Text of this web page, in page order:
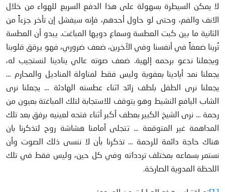
لا يمكن السيطرة بسهولة على هذا الدفع السريع للهواء من خلال
الانف والفم، وحتى لو حاول أحدهم، فإنه سيفشل إن تأخر جزءاً من
الثانية ما بين كبت العطسة وسماع دويها المباغت. يبدو أن العطسة
تُرينا ضعفاً في أنفسنا وفي الآخرين، ضعف ضروري، فهو يرقق قلوبنا
ويجعلنا ندعو برحمه إلهية. ضعف صوته عالي ينادينا لنستجيب له،
يجعلنا نمد أيادينا بعفوية وليس فقط لمناولة المناديل والمحارم …
يجعلنا نرى الطفل بلطف زائد اثناء عطسته الهادئة … يجعلنا نرى
الشاب اليافع النشيط وهو يتوقف للاستجابة لتلك المباغتة بعيون من
رحمة … نرى الشيخ الكبير بعطف أكبر أثناء فتحه لعينيه برفق بعد تلك
المداهمة غير المتوقعة … تتجلى أمامنا هشاشة روح لتذكرنا بان
هناك حاجة دائمة للرحمة … تذكرنا بأن لا ننسى ذلك الصوت وأن
نستمر بسماعه بمختلف تردداته وفي كل حين، وليس فقط في تلك
اللحظة المدوية الصارخة.